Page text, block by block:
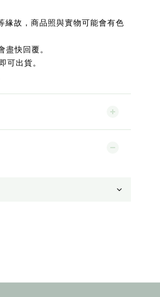
緣故，商品照與實物可能會有色
快回覆。
可出貨。